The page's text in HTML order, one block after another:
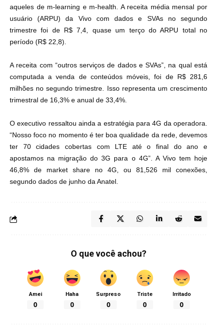
aqueles de m-learning e m-health. A receita média mensal por
usuário (ARPU) da Vivo com dados e SVAs no segundo
trimestre foi de R$ 7,4, quase um terço do ARPU total no
período (R$ 22,8).
A receita com “outros serviços de dados e SVAs”, na qual está
computada a venda de conteúdos móveis, foi de R$ 281,6
milhões no segundo trimestre. Isso representa um crescimento
trimestral de 16,3% e anual de 33,4%.
O executivo ressaltou ainda a estratégia para 4G da operadora.
“Nosso foco no momento é ter boa qualidade da rede, devemos
ter 70 cidades cobertas com LTE até o final do ano e
apostamos na migração do 3G para o 4G”. A Vivo tem hoje
46,8% de market share no 4G, ou 81,526 mil conexões,
segundo dados de junho da Anatel.
O que você achou?
Amei
0
Haha
0
Surpreso
0
Triste
0
Irritado
0